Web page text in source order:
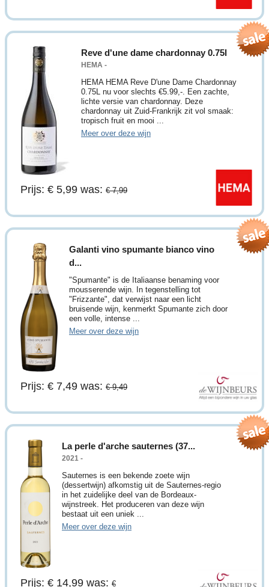
Reve d'une dame chardonnay 0.75l
HEMA -
HEMA HEMA Reve D'une Dame Chardonnay
0.75L nu voor slechts €5.99,-. Een zachte,
lichte versie van chardonnay. Deze
chardonnay uit Zuid-Frankrijk zit vol smaak:
tropisch fruit en mooi ...
Meer over deze wijn
Prijs: € 5,99 was: € 7,99
Galanti vino spumante bianco vino
d...
"Spumante" is de Italiaanse benaming voor
mousserende wijn. In tegenstelling tot
"Frizzante", dat verwijst naar een licht
bruisende wijn, kenmerkt Spumante zich door
een volle, intense ...
Meer over deze wijn
Prijs: € 7,49 was: € 9,49
La perle d'arche sauternes (37...
2021 -
Sauternes is een bekende zoete wijn
(dessertwijn) afkomstig uit de Sauternes-regio
in het zuidelijke deel van de Bordeaux-
wijnstreek. Het produceren van deze wijn
bestaat uit een uniek ...
Meer over deze wijn
Prijs: € 14,99 was: €